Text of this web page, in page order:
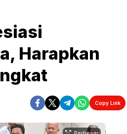
Harapkan
Copy Link